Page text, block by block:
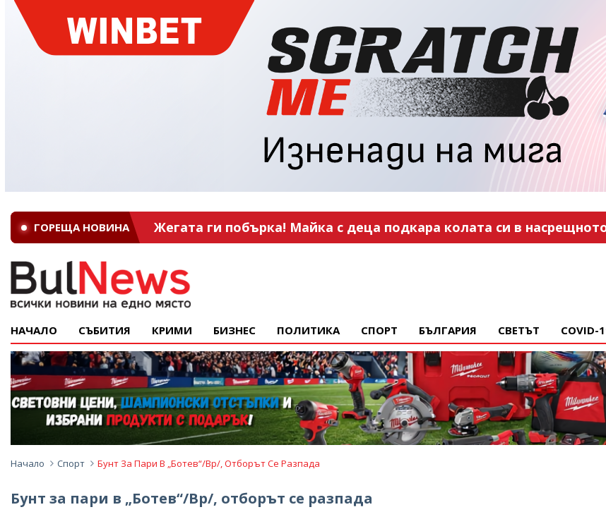
ГОРЕЩА НОВИНА Жегата ги побърка! Майка с деца подкара колата си в
НАЧАЛО СЪБИТИЯ КРИМИ БИЗНЕС ПОЛИТИКА СПОРТ БЪЛГАРИЯ СВЕТЪТ COVID-
Начало Спорт Бунт За Пари В „Ботев“/Вр/, Отборът Се Разпада
Бунт за пари в „Ботев“/Вр/, отборът се разпада